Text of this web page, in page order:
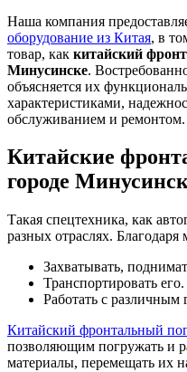
Наша компания
оборудование из Китая, в
товар, как китайский
Минусинске.
объясняется их
характеристиками,
обслуживанием и ремонтом.
Китайские
городе
Такая спецтехника, как
разных отраслях.
Захватывать,
Транспортировать его.
Работать с различным
Китайский фронтальный
позволяющим погружать и
материалы, перемещать их